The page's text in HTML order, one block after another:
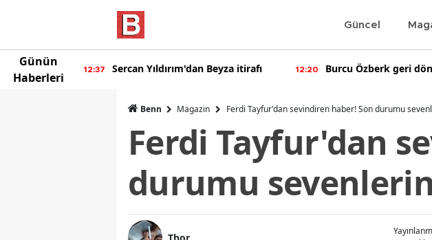
Güncel
Günün
Haberleri
yeni 12:37 Sercan Yıldırım'dan Beyza itirafı 12:20 Burcu Özberk geri
Benn Magazin Ferdi Tayfur'dan sevindiren haber! Son durumu
Ferdi Tayfur'dan
durumu
Thor